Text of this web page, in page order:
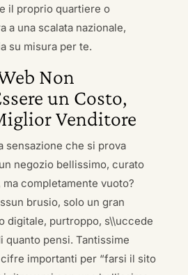
il proprio quartiere o
a una scalata nazionale,
su misura per te.
Non
un Costo,
Venditore
sensazione che si prova
negozio bellissimo, curato
completamente vuoto?
brusio, solo un gran
digitale, purtroppo, s\\uccede
quanto pensi. Tantissime
importanti per “farsi il sito